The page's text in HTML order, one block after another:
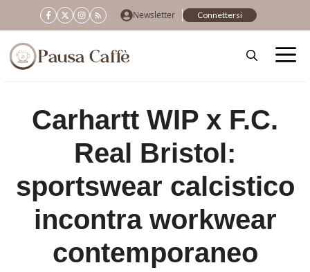
al
contenuto
Newsletter Connettersi
Carhartt WIP x F.C.
Real Bristol:
sportswear calcistico
incontra workwear
contemporaneo